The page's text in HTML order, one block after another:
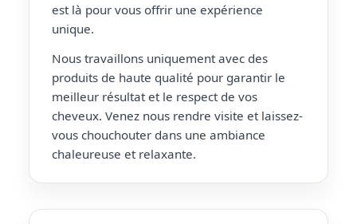
est là pour vous offrir une expérience
unique.
Nous travaillons uniquement avec des
produits de haute qualité pour garantir le
meilleur résultat et le respect de vos
cheveux. Venez nous rendre visite et laissez-
vous chouchouter dans une ambiance
chaleureuse et relaxante.